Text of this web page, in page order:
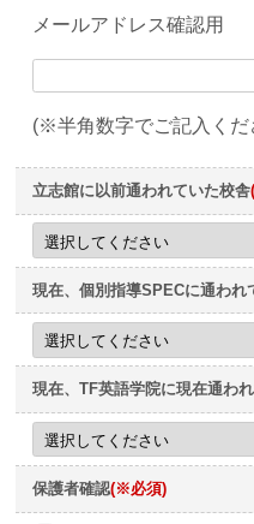
メールアドレス確認用
(※半角数字でご記入くだ
立志館に以前通われていた校舎
現在、個別指導SPECに通われ
現在、TF英語学院に現在通わ
保護者確認(※必須)